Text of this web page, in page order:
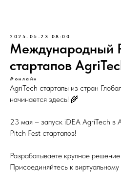
2025-05-23 08:00
Международный
стартапов
#онлайн
AgriTech стартапы из стран
начинается здесь! 🌾
23 мая – запуск iDEA AgriTech в
Pitch Fest стартапов!
Разрабатываете крупное
Присоединяйтесь к